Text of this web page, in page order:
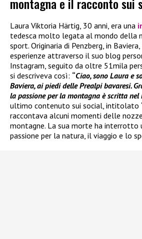
Laura Viktoria Härtig, 30 anni, era una
tedesca molto legata al mondo della
sport. Originaria di Penzberg, in
esperienze attraverso il suo blog
Instagram, seguito da oltre 51mila
si descriveva così: “Ciao, sono Laura e
Baviera, ai piedi delle Prealpi bavaresi.
la passione per la montagna è scritta nel
ultimo contenuto sui social, intitolato
raccontava alcuni momenti delle
montagne. La sua morte ha interrotto
passione per la natura, il viaggio e lo